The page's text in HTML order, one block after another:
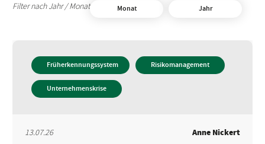
Filter nach Jahr / Monat Monat Jahr
Früherkennungssystem Risikomanagement
Unternehmenskrise
13.07.26 Anne Nickert